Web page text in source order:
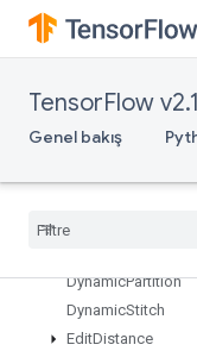
TensorFlow
Genel bakış
DistributedSave
DynamicEnqueue
Dynamic
DynamicPartition
DynamicStitch
EditDistance